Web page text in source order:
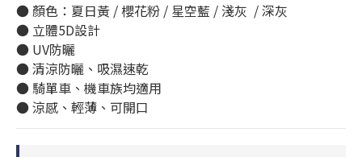
● 顏色：夏日黃 / 櫻花粉 / 星空藍 / 淺灰  / 深灰
● 立體5D設計
● UV防曬
● 清涼防曬、吸濕速乾
● 騎單車、機車族均適用
● 涼感、輕薄、可開口